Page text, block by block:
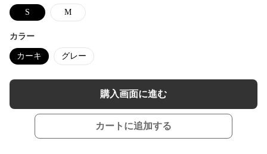
S M
カラー
カーキ グレー
購入画面に進む
カートに追加する